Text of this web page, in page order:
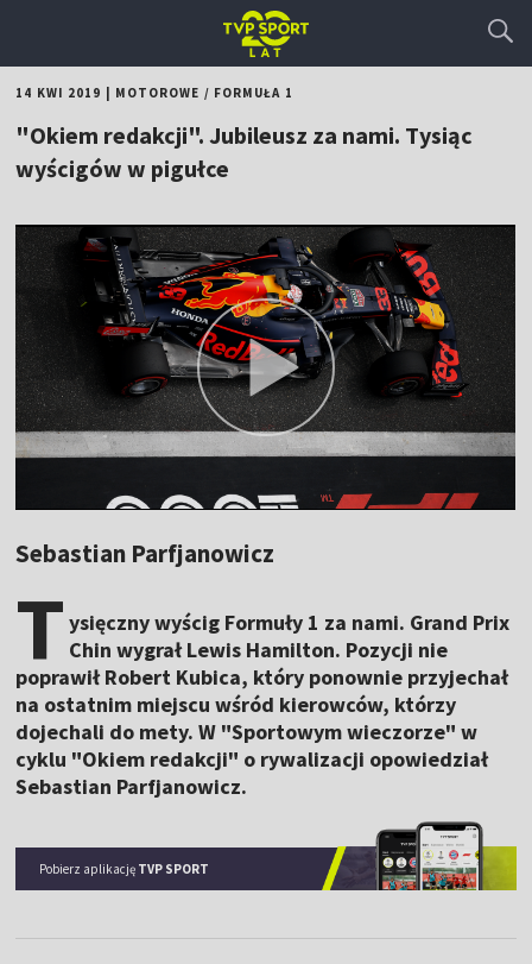
14 KWI 2019 MOTOROWE / FORMUŁA 1
"Okiem redakcji". Jubileusz za nami. Tysiąc
wyścigów w pigułce
Sebastian Parfjanowicz
T ysięczny wyścig Formuły 1 za nami. Grand Prix
Chin wygrał Lewis Hamilton. Pozycji nie
poprawił Robert Kubica, który ponownie przyjechał
na ostatnim miejscu wśród kierowców, którzy
dojechali do mety. W "Sportowym wieczorze" w
cyklu "Okiem redakcji" o rywalizacji opowiedział
Sebastian Parfjanowicz.
Pobierz aplikację TVP SPORT